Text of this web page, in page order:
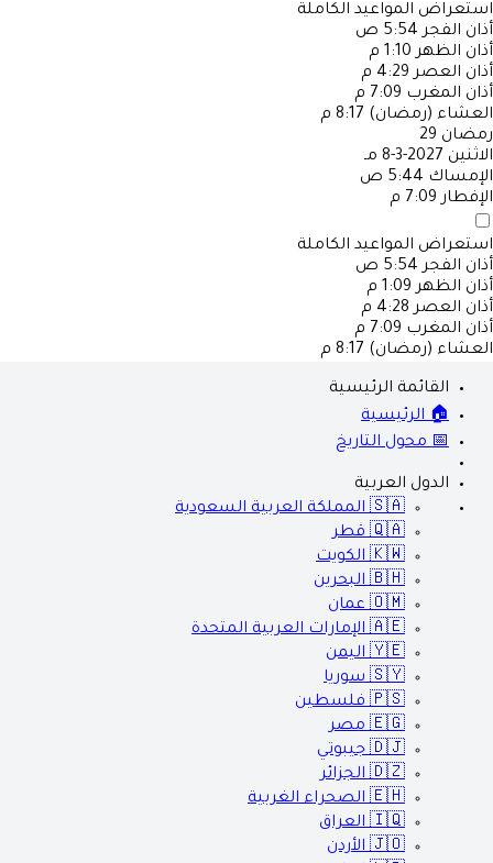
استعراض المواعيد الكاملة
أذان الفجر 5:54 ص
أذان الظهر 1:10 م
أذان العصر 4:29 م
أذان المغرب 7:09 م
العشاء (رمضان) 8:17 م
رمضان 29
الاثنين 2027-3-8 مـ
الإمساك 5:44 ص
الإفطار 7:09 م
استعراض المواعيد الكاملة
أذان الفجر 5:54 ص
أذان الظهر 1:09 م
أذان العصر 4:28 م
أذان المغرب 7:09 م
العشاء (رمضان) 8:17 م
القائمة الرئيسية
🏠 الرئيسية
📅 محول التاريخ
الدول العربية
🇸🇦 المملكة العربية السعودية
🇶🇦 قطر
🇰🇼 الكويت
🇧🇭 البحرين
🇴🇲 عمان
🇦🇪 الإمارات العربية المتحدة
🇾🇪 اليمن
🇸🇾 سوريا
🇵🇸 فلسطين
🇪🇬 مصر
🇩🇯 جيبوتي
🇩🇿 الجزائر
🇪🇭 الصحراء الغربية
🇮🇶 العراق
🇯🇴 الأردن